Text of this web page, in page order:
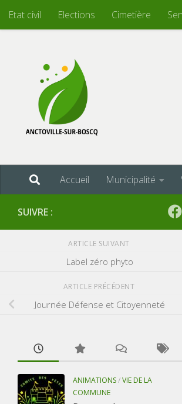
Skip to content
Etat civil Elections Cimetière
Accueil Municipalité
SUIVRE :
ARTICLE SUIVANT
Label zéro phyto
ARTICLE PRÉCÉDENT
Journée Défense et Citoyenneté
ANIMATIONS/VIE DE LA
COMMUNE